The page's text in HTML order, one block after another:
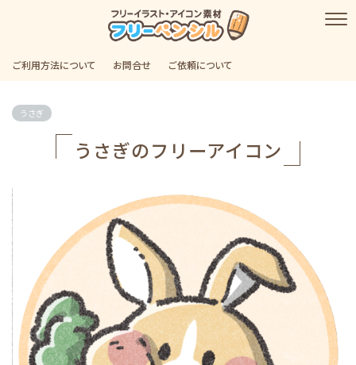
ご利用方法について お問合せ ご依頼について
うさぎ
うさぎのフリーアイコン